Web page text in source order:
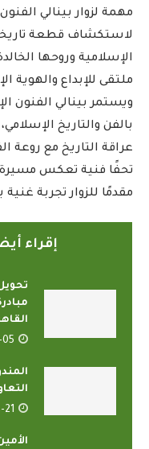
مهمة لزوار بينالي
لاستكشاف قطعة
الإسلامية وروحها
ملتقى للإبداع والهوية
ويستمر بينالي الفنون
بالفن والتاريخ
عراقة التاريخ مع روعة
تحفًا فنية تعكس مسيرة
مقدمًا للزوار تجربة
إقراء
05
21